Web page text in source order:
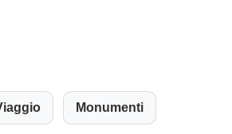
Monumenti